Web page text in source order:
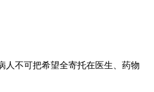
人不可把希望全寄托在医生、药物